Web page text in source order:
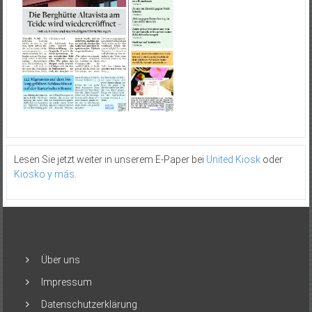
Lesen Sie jetzt weiter in unserem E-Paper bei United Kioskoder
Kiosko y más
Über uns
Impressum
Datenschutzerklärung